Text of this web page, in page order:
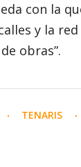
con la
y la
obras”.
TENARIS